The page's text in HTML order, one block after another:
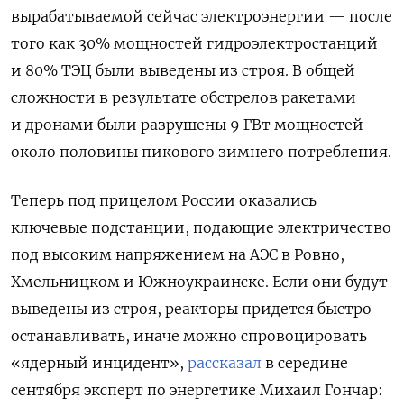
вырабатываемой сейчас электроэнергии — после
того как 30% мощностей гидроэлектростанций
и 80% ТЭЦ были выведены из строя. В общей
сложности в результате обстрелов ракетами
и дронами были разрушены 9 ГВт мощностей —
около половины пикового зимнего потребления.
Теперь под прицелом России оказались
ключевые подстанции, подающие электричество
под высоким напряжением на АЭС в Ровно,
Хмельницком и Южноукраинске. Если они будут
выведены из строя, реакторы придется быстро
останавливать, иначе можно спровоцировать
«ядерный инцидент», рассказал в середине
сентября эксперт по энергетике Михаил Гончар: